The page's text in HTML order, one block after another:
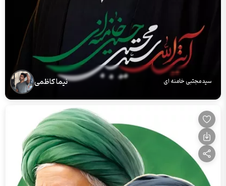
سید مجتبی خامنه ای نیما کاظمی